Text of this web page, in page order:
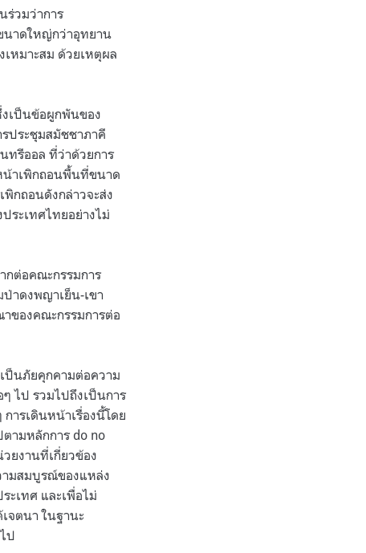
ร่วมว่าการ
าดใหญ่กว่าอุทยาน
หมาะสม ด้วยเหตุผล
เป็นข้อผูกพันของ
ประชุมสมัชชาภาคี
ทรีออล ที่ว่าด้วยการ
น้าเพิกถอนพื้นที่ขนาด
กถอนดังกล่าวจะส่ง
ระเทศไทยอย่างไม่
กต่อคณะกรรมการ
าดงพญาเย็น-เขา
ของคณะกรรมการต่อ
ป็นภัยคุกคามต่อความ
ไป รวมไปถึงเป็นการ
ารเดินหน้าเรื่องนี้โดย
ามหลักการ do no
ยงานที่เกี่ยวข้อง
ามสมบูรณ์ของแหล่ง
เทศ และเพื่อไม่
จตนา ในฐานะ
ป